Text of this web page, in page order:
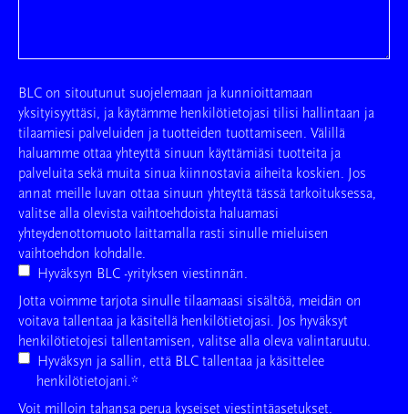
BLC on sitoutunut suojelemaan ja kunnioittamaan
yksityisyyttäsi, ja käytämme henkilötietojasi tilisi hallintaan ja
tilaamiesi palveluiden ja tuotteiden tuottamiseen. Välillä
haluamme ottaa yhteyttä sinuun käyttämiäsi tuotteita ja
palveluita sekä muita sinua kiinnostavia aiheita koskien. Jos
annat meille luvan ottaa sinuun yhteyttä tässä tarkoituksessa,
valitse alla olevista vaihtoehdoista haluamasi
yhteydenottomuoto laittamalla rasti sinulle mieluisen
vaihtoehdon kohdalle.
Hyväksyn BLC -yrityksen viestinnän.
Jotta voimme tarjota sinulle tilaamaasi sisältöä, meidän on
voitava tallentaa ja käsitellä henkilötietojasi. Jos hyväksyt
henkilötietojesi tallentamisen, valitse alla oleva valintaruutu.
Hyväksyn ja sallin, että BLC tallentaa ja käsittelee
henkilötietojani.*
Voit milloin tahansa perua kyseiset viestintäasetukset.